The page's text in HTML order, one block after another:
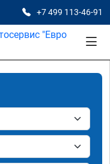
+7 499 113-46-91